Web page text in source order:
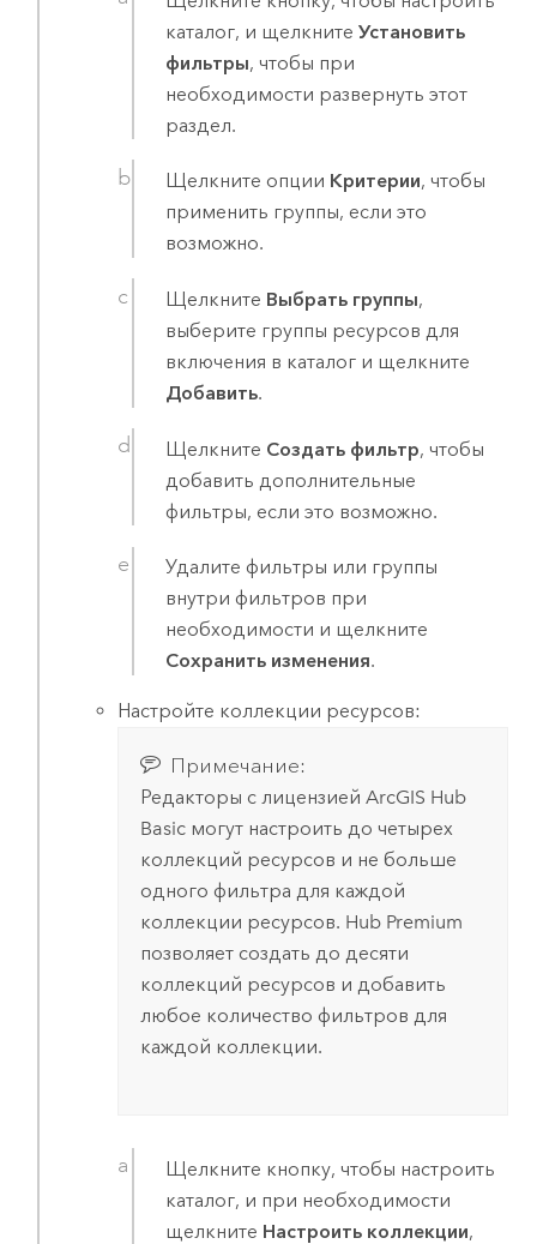
каталог, и щелкнитеУстановить
фильтры, чтобы при
необходимости развернуть этот
раздел.
Щелкните опции Критерии, чтобы
применить группы, если это
возможно.
Щелкните Выбрать группы,
выберите группы ресурсов для
включения в каталог и щелкните
Добавить.
Щелкните Создать фильтр, чтобы
добавить дополнительные
фильтры, если это возможно.
Удалите фильтры или группы
внутри фильтров при
необходимости и щелкните
Сохранить изменения.
Настройте коллекции ресурсов:
Примечание:
Редакторы с лицензией ArcGIS Hub
Basicмогут настроить до четырех
коллекций ресурсов и не больше
одного фильтра для каждой
коллекции ресурсов. Hub Premium
позволяет создать до десяти
коллекций ресурсов и добавить
любое количество фильтров для
каждой коллекции.
Щелкните кнопку, чтобы настроить
каталог, и при необходимости
щелкните Настроить коллекции,